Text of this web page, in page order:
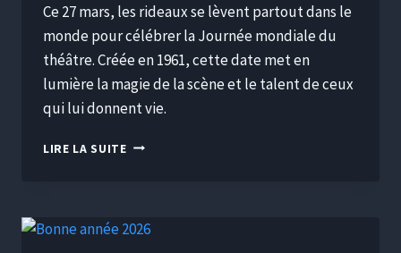
Ce 27 mars, les rideaux se lèvent partout dans le
monde pour célébrer la Journée mondiale du
théâtre. Créée en 1961, cette date met en
lumière la magie de la scène et le talent de ceux
qui lui donnent vie.
LIRE LA SUITE